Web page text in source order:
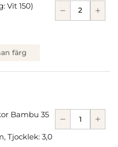
Vit 150)
färg
Bambu 35
Tjocklek: 3,0